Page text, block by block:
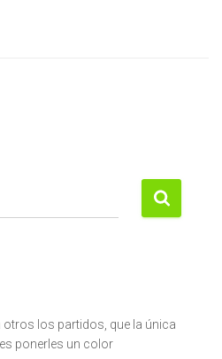
otros los partidos, que la única
ponerles un color